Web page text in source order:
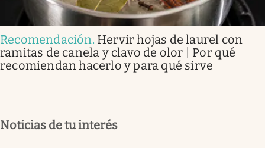
Recomendación. Hervir hojas de laurel con
ramitas de canela y clavo de olor | Por qué
recomiendan hacerlo y para qué sirve
Noticias de tu interés